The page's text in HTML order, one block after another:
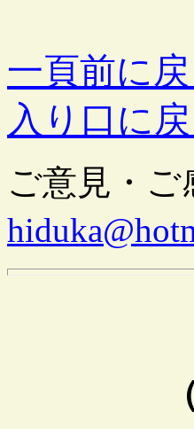
一頁前に
入り口に
ご意見・